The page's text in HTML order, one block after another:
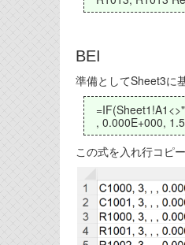
BEI
準備としてSheet3に
, 0.000E+000,
この式を入れ行コピ